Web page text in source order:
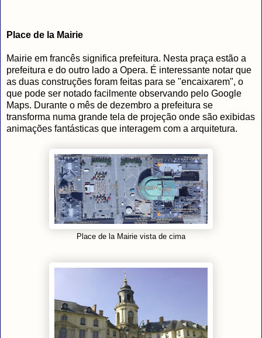
Place de la Mairie
Mairie em francês significa prefeitura. Nesta praça estão a
prefeitura e do outro lado a Opera. É interessante notar que
as duas construções foram feitas para se "encaixarem", o
que pode ser notado facilmente observando pelo Google
Maps. Durante o mês de dezembro a prefeitura se
transforma numa grande tela de projeção onde são exibidas
animações fantásticas que interagem com a arquitetura.
Place de la Mairie vista de cima